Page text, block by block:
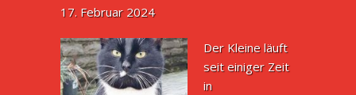
17. Februar 2024
Der Kleine läuft
seit einiger Zeit
in